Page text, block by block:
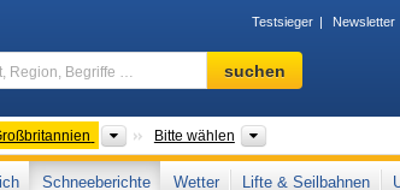
Testsieger Newsletter
Skigebiet,
Region,
…
suchen
LänderBitte wählen
Schneeberichte Wetter Lifte & Seilbahnen